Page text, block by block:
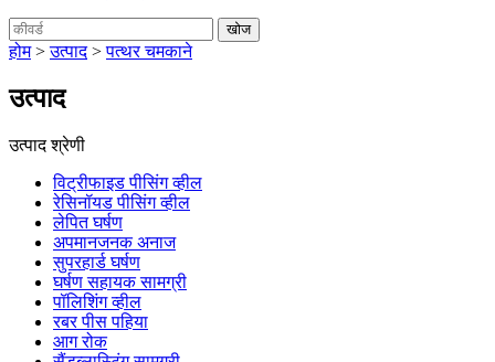
होम>उत्पाद>पत्थर चमकाने
उत्पाद
उत्पाद श्रेणी
विट्रीफाइड पीसिंग व्हील
रेसिनॉयड पीसिंग व्हील
लेपित घर्षण
अपमानजनक अनाज
सुपरहार्ड घर्षण
घर्षण सहायक सामग्री
पॉलिशिंग व्हील
रबर पीस पहिया
आग रोक